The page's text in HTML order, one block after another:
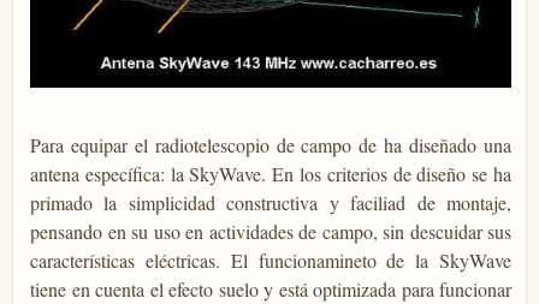
Para equipar el radiotelescopio de campo de ha diseñado una
antena específica: la SkyWave. En los criterios de diseño se ha
primado la simplicidad constructiva y faciliad de montaje,
pensando en su uso en actividades de campo, sin descuidar sus
características eléctricas. El funcionamineto de la SkyWave
tiene en cuenta el efecto suelo y está optimizada para funcionar